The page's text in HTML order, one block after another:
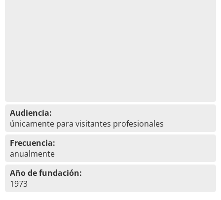
Audiencia:
únicamente para visitantes profesionales
Frecuencia:
anualmente
Año de fundación:
1973